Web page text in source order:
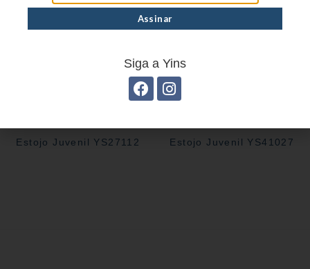
Estojo Juvenil YS27112 Estojo Juvenil YS41027
Siga a Yins